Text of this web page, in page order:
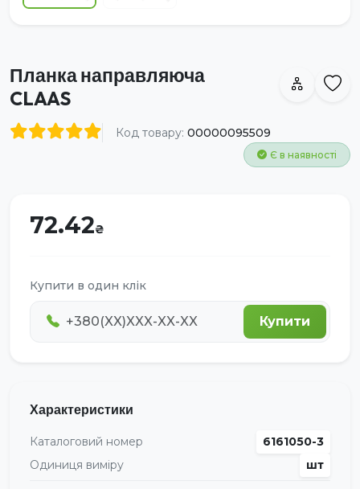
Планка направляюча
CLAAS
Код товару: 00000095509
Є в наявності
72.42
Купити в один клік
Купити
Характеристики
Каталоговий номер
6161050-3
Одиниця виміру
шт